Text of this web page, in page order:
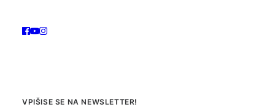
VPIŠISE SE NA NEWSLETTER!